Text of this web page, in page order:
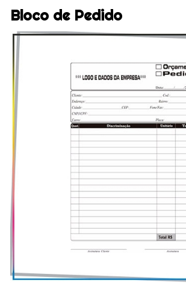
Bloco de Pedido